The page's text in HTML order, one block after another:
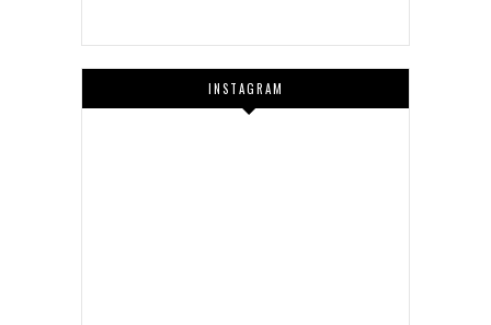
INSTAGRAM